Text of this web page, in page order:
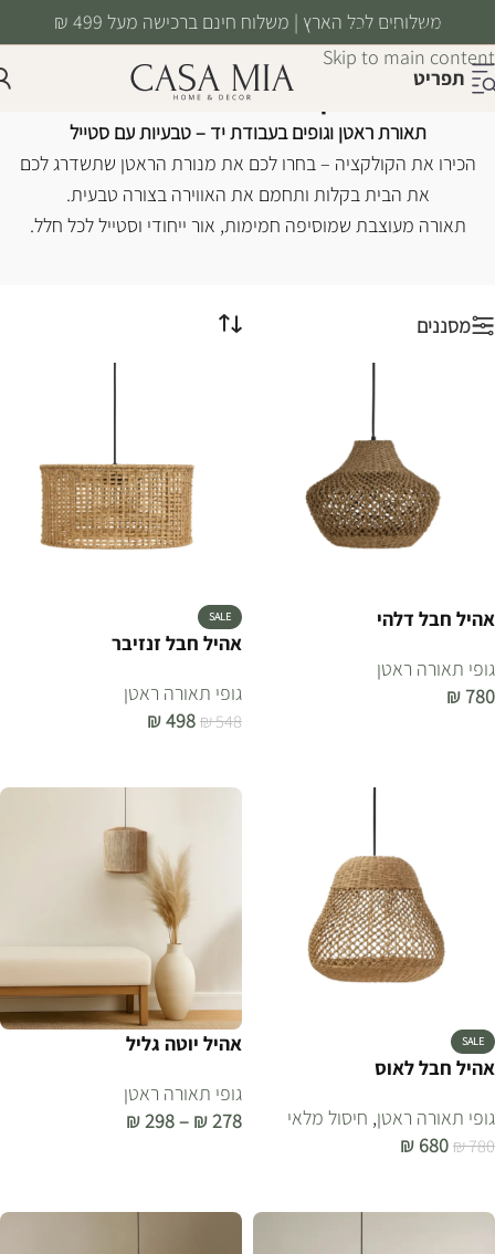
Skip to navigation
Skip to main content
משלוחים לכל הארץ | משלוח חינם ברכישה מעל 499 ₪
תפריט
גופי תאורה ראטן עמוד הבית/תאורה/גופי תאורה ראטן
תאורת ראטן וגופים בעבודת יד – טבעיות עם סטייל
הכירו את הקולקציה – בחרו לכם את מנורת הראטן שתשדרג לכם
את הבית בקלות ותחמם את האווירה בצורה טבעית.
תאורה מעוצבת שמוסיפה חמימות, אור ייחודי וסטייל לכל חלל.
מסננים
אהיל חבל דלהי
גופי תאורה ראטן
₪780
SALE
אהיל חבל זנזיבר
גופי תאורה ראטן
₪548
₪498
SALE
אהיל חבל לאוס
גופי תאורה ראטן, חיסול מלאי
₪780
₪ 680
אהיל יוטה גליל
גופי תאורה ראטן
₪278
–
₪298